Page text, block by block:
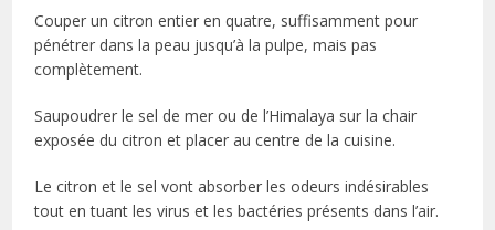
Couper un citron entier en quatre, suffisamment pour
pénétrer dans la peau jusqu’à la pulpe, mais pas
complètement.
Saupoudrer le sel de mer ou de l’Himalaya sur la chair
exposée du citron et placer au centre de la cuisine.
Le citron et le sel vont absorber les odeurs indésirables
tout en tuant les virus et les bactéries présents dans l’air.